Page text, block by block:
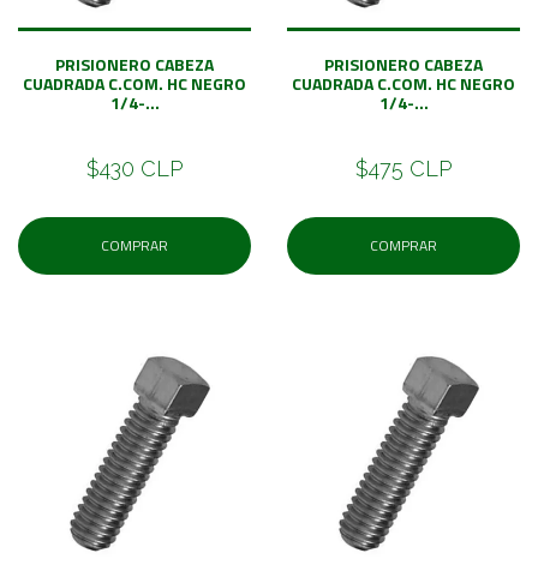
PRISIONERO CABEZA
CUADRADA C.COM. HC NEGRO
1/4-...
$430 CLP
COMPRAR
PRISIONERO CABEZA
CUADRADA C.COM. HC NEGRO
1/4-...
$475 CLP
COMPRAR